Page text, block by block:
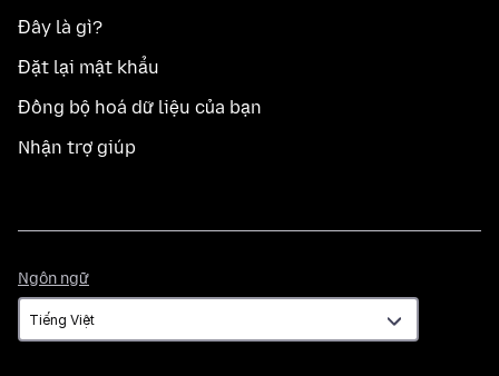
Đây là gì?
Đặt lại mật khẩu
Đồng bộ hoá dữ liệu của bạn
Nhận trợ giúp
Ngôn ngữ
ngữ